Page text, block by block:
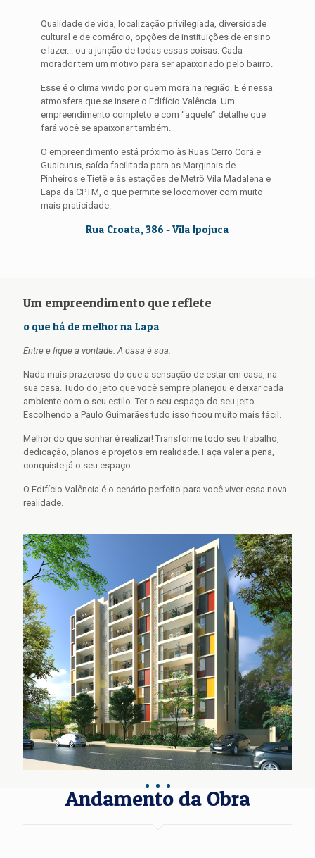
Qualidade de vida, localização privilegiada, diversidade
cultural e de comércio, opções de instituições de ensino
e lazer... ou a junção de todas essas coisas. Cada
morador tem um motivo para ser apaixonado pelo bairro.
Esse é o clima vivido por quem mora na região. E é nessa
atmosfera que se insere o Edifício Valência. Um
empreendimento completo e com “aquele” detalhe que
fará você se apaixonar também.
O empreendimento está próximo às Ruas Cerro Corá e
Guaicurus, saída facilitada para as Marginais de
Pinheiros e Tietê e às estações de Metrô Vila Madalena e
Lapa da CPTM, o que permite se locomover com muito
mais praticidade.
Rua Croata, 386 - Vila Ipojuca
Um empreendimento que reflete
o que há de melhor na Lapa
Entre e fique a vontade. A casa é sua.
Nada mais prazeroso do que a sensação de estar em casa, na
sua casa. Tudo do jeito que você sempre planejou e deixar cada
ambiente com o seu estilo. Ter o seu espaço do seu jeito.
Escolhendo a Paulo Guimarães tudo isso ficou muito mais fácil.
Melhor do que sonhar é realizar! Transforme todo seu trabalho,
dedicação, planos e projetos em realidade. Faça valer a pena,
conquiste já o seu espaço.
O Edifício Valência é o cenário perfeito para você viver essa nova
realidade.
Andamento da Obra